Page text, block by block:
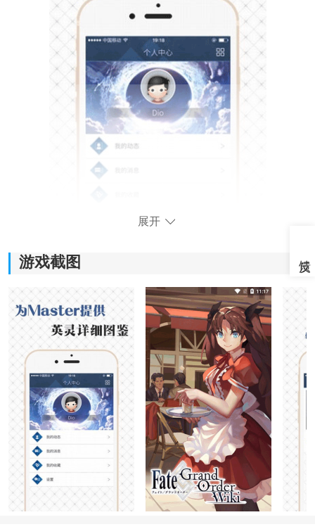
《FGOwikimooncell》软件特色：
1.所有内容更新的速度非常的快，轻松查找自己喜欢的游
戏人物角色。
2.自由的关注自己喜欢的游戏，能够掌握更多的动态信
息。
3.通过视频讲解的方式，能够更透彻的理解所有的游戏攻
4.所有的游戏人物介绍的内容非常的详细，可以自由的选
择体验。
展开
游戏截图